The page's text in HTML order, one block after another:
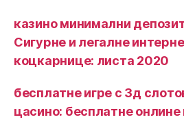
казино минимални
Сигурне и легалне
коцкарнице: листа 2020
бесплатне игре с 3д
цасино: бесплатне онлине